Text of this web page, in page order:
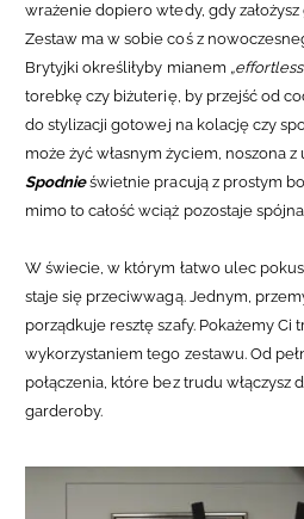
wrażenie dopiero wtedy, gdy założysz
Zestaw ma w sobie coś z
Brytyjki określiłyby mianem
torebkę czy biżuterię, by przejść od
do stylizacji gotowej na kolację czy
może żyć własnym życiem, noszona
Spodnieświetnie pracują z prostym
mimo to całość wciąż pozostaje
W świecie, w którym łatwo ulec
staje się przeciwwagą. Jednym,
porządkuje resztę szafy. Pokażemy Ci
wykorzystaniem tego zestawu. Od
połączenia, które bez trudu włączysz
garderoby.